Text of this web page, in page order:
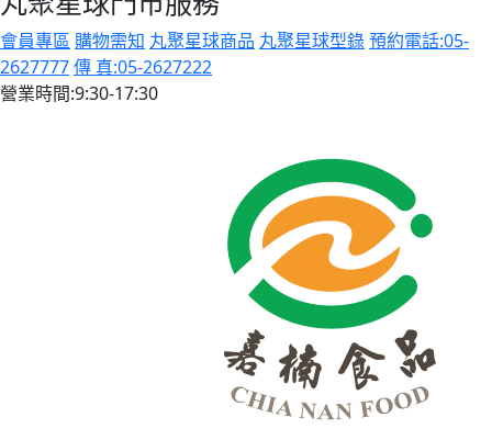
會員專區 購物需知 丸聚星球商品 丸聚星球型錄預約電話:05-
2627777傳 真:05-2627222
營業時間:9:30-17:30